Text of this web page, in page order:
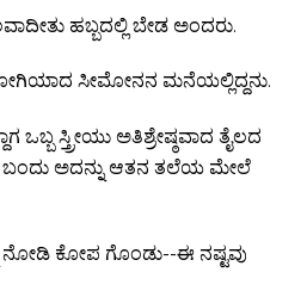
ಹಬ್ಬದಲ್ಲಿ ಬೇಡ ಅಂದರು.
ಸೀಮೋನನ ಮನೆಯಲ್ಲಿದ್ದನು.
ಒಬ್ಬ ಸ್ತ್ರೀಯು ಅತಿಶ್ರೇಷ್ಠವಾದ ತೈಲದ
ಅದನ್ನು ಆತನ ತಲೆಯ ಮೇಲೆ
ನೋಡಿ ಕೋಪ ಗೊಂಡು--ಈ ನಷ್ಟವು